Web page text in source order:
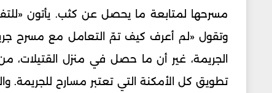
مسرحها لمتابعة ما يحصل عن كثب. يأتون
وتقول «لم أعرف كيف تمّ التعامل مع مسرح
الجريمة، غير أن ما حصل في منزل
تطويق كل الأمكنة التي تعتبر مسارح للجريمة.